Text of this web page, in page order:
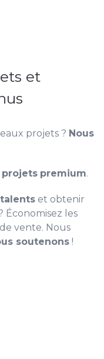
et
projets ? Nous
premium.
et obtenir
Économisez les
vente. Nous
soutenons !